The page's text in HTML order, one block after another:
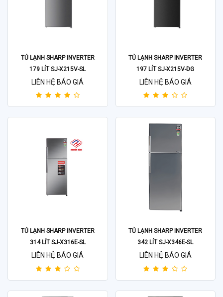
TỦ LẠNH SHARP INVERTER
179 LÍT SJ-X215V-SL
LIÊN HỆ BÁO GIÁ
TỦ LẠNH SHARP INVERTER
197 LÍT SJ-X215V-DG
LIÊN HỆ BÁO GIÁ
TỦ LẠNH SHARP INVERTER
314 LÍT SJ-X316E-SL
LIÊN HỆ BÁO GIÁ
TỦ LẠNH SHARP INVERTER
342 LÍT SJ-X346E-SL
LIÊN HỆ BÁO GIÁ